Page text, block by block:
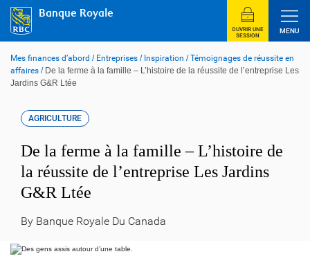
content
Banque Royale
OUVRIR UNE
SESSION
MENU
Mes finances d’abord / Entreprises / Inspiration /Témoignages de réussite en
affaires / De la ferme à la famille – L’histoire de la réussite de l’entreprise Les
Jardins G&R Ltée
AGRICULTURE
De la ferme à la famille – L’histoire de
la réussite de l’entreprise Les Jardins
G&R Ltée
By Banque Royale Du Canada